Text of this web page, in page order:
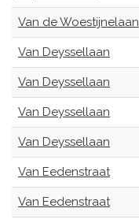
Van de Woestijnelaan
Van Deyssellaan
Van Deyssellaan
Van Deyssellaan
Van Deyssellaan
Van Eedenstraat
Van Eedenstraat